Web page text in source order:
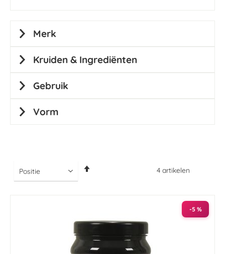
4 artikelen
-5 %
Merk
Kruiden & Ingrediënten
Gebruik
Vorm